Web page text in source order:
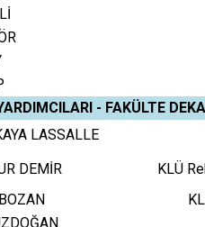
- FAKÜLTE
LASSALLE
DEMİR
KLÜ